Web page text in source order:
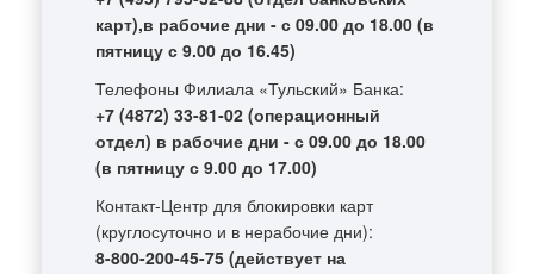
карт),в рабочие дни - с 09.00 до 18.00 (в
пятницу с 9.00 до 16.45)
Телефоны Филиала «Тульский» Банка:
+7 (4872) 33-81-02 (операционный
отдел) в рабочие дни - с 09.00 до 18.00
(в пятницу с 9.00 до 17.00)
Контакт-Центр для блокировки карт
(круглосуточно и в нерабочие дни):
8-800-200-45-75 (действует на